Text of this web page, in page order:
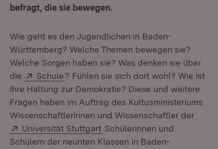
befragt, die sie bewegen.
Wie geht es den Jugendlichen in Baden-
Württemberg? Welche Themen bewegen sie?
Welche Sorgen haben sie? Was denken sie über
die
Extern:
Schule(Öffnet in neuem Fenster)
? Fühlen sie sich dort wohl? Wie ist
ihre Haltung zur Demokratie? Diese und weitere
Fragen haben im Auftrag des Kultusministeriums
Wissenschaftlerinnen und Wissenschaftler der
Extern:
Universität Stuttgart (Öffnet in neuem Fenster)
Schülerinnen und
Schülern der neunten Klassen in Baden-